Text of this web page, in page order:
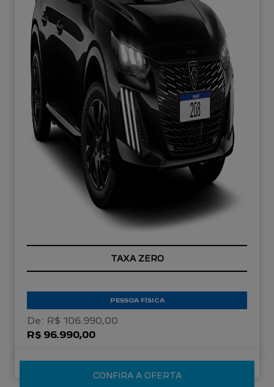
TAXA ZERO
PESSOA FÍSICA
De: R$ 106.990,00
R$ 96.990,00
CONFIRA A OFERTA